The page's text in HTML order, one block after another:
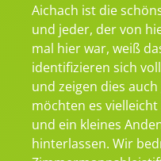
Aichach ist die
und jeder, der von
mal hier war, weiß
identifizieren sich
und zeigen dies
möchten es
und ein kleines
hinterlassen. Wir